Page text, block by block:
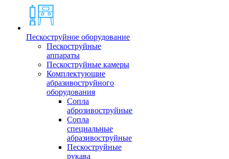
Пескоструйное оборудование
Пескоструйные
аппараты
Пескоструйные камеры
Комплектующие
абразивоструйного
оборудования
Сопла
аброзивоструйные
Сопла
специальные
абразивоструйные
Пескоструйные
рукава